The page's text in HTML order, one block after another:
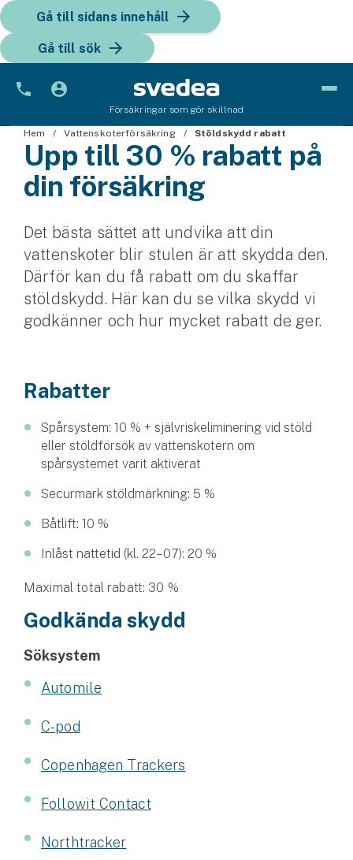
Gå till sidans innehåll
Gå till sök
Försäkringar som gör skillnad
Bil
Bilförsäkring
Fordon
Snöskoterförsäkring
ATV-försäkring
Husvagnsförsäkring
Mc-försäkring
Båt
Vattenskoterförsäkring
Sportfiskarna
Djur
Hem & hus
Hem Vattenskoterförsäkring Stöldskydd rabatt
Upp till 30 % rabatt på
din försäkring
Det bästa sättet att undvika att din
vattenskoter blir stulen är att skydda den.
Därför kan du få rabatt om du skaffar
stöldskydd. Här kan du se vilka skydd vi
godkänner och hur mycket rabatt de ger.
Rabatter
Spårsystem: 10 % + självriskeliminering vid stöld
eller stöldförsök av vattenskotern om
spårsystemet varit aktiverat
Securmark stöldmärkning: 5 %
Båtlift: 10 %
Inlåst nattetid (kl. 22–07): 20 %
Maximal total rabatt: 30 %
Godkända skydd
Söksystem
Automile
C-pod
Copenhagen Trackers
Followit Contact
Northtracker